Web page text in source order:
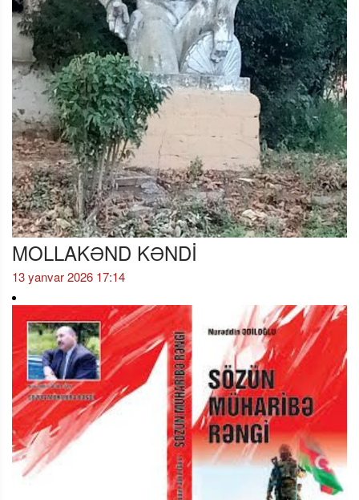
MOLLAKƏND KƏNDİ
13 yanvar 2026 17:14